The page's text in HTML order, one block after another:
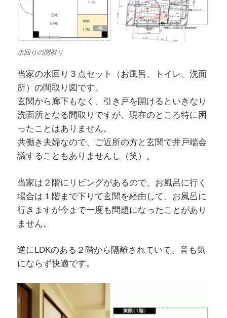
水回りの間取り
当家の水回り３点セット（お風呂、トイレ、洗面
所）の間取り図です。
玄関から廊下もなく、引き戸を開けるといきなり
洗面所となる間取りですが、現在のところ特に困
ったことはありません。
共働き夫婦なので、ご近所の方と玄関で井戸端会
議することもありませんし（笑）。
当家は２階にリビングがあるので、お風呂に行く
場合は１階まで下りて玄関を経由して、お風呂に
行きますが今まで一度も問題になったことがあり
ません。
逆にLDKのある２階から隔離されていて、音も気
にならず快適です。